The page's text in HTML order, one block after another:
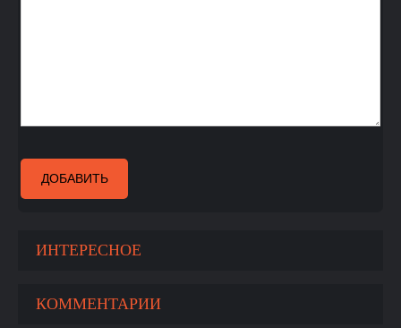
ДОБАВИТЬ
ИНТЕРЕСНОЕ
КОММЕНТАРИИ